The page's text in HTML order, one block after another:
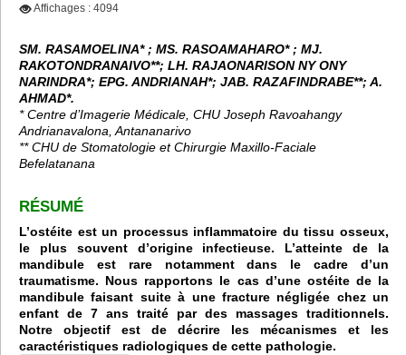
Affichages : 4094
SM. RASAMOELINA* ; MS. RASOAMAHARO* ; MJ.
RAKOTONDRANAIVO**; LH. RAJAONARISON NY ONY
NARINDRA*; EPG. ANDRIANAH*; JAB. RAZAFINDRABE**; A.
AHMAD*.
* Centre d’Imagerie Médicale, CHU Joseph Ravoahangy
Andrianavalona, Antananarivo
** CHU de Stomatologie et Chirurgie Maxillo-Faciale
Befelatanana
RÉSUMÉ
L’ostéite est un processus inflammatoire du tissu osseux,
le plus souvent d’origine infectieuse. L’atteinte de la
mandibule est rare notamment dans le cadre d’un
traumatisme. Nous rapportons le cas d’une ostéite de la
mandibule faisant suite à une fracture négligée chez un
enfant de 7 ans traité par des massages traditionnels.
Notre objectif est de décrire les mécanismes et les
caractéristiques radiologiques de cette pathologie.